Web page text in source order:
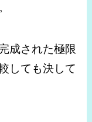
成された極限
しても決して